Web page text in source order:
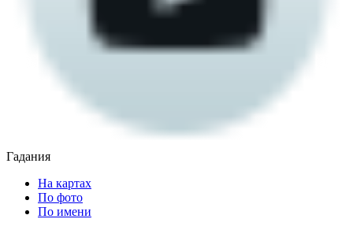
Гадания
На картах
По фото
По имени